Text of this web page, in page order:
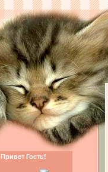
Привет Гость!